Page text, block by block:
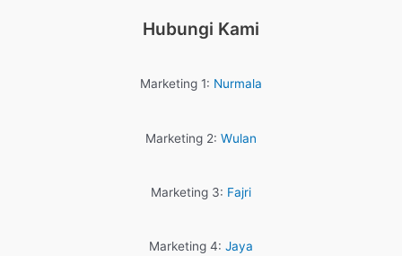
Hubungi Kami
Marketing 1: Nurmala
Marketing 2: Wulan
Marketing 3: Fajri
Marketing 4: Jaya